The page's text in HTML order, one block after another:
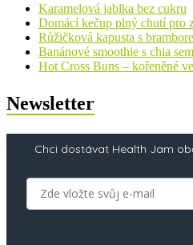
Karamelová jablka bez cukru
Domácí kečup plný chutí pro
Růžičková kapusta s
Banánové smoothie s chia
Hot Cross Buns – kořeněné
Newsletter
Chci dostávat Health Jam